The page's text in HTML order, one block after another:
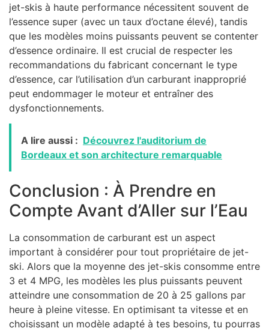
jet-skis à haute performance nécessitent souvent de
l’essence super (avec un taux d’octane élevé), tandis
que les modèles moins puissants peuvent se contenter
d’essence ordinaire. Il est crucial de respecter les
recommandations du fabricant concernant le type
d’essence, car l’utilisation d’un carburant inapproprié
peut endommager le moteur et entraîner des
dysfonctionnements.
A lire aussi : Découvrez l'auditorium de
Bordeaux et son architecture remarquable
Conclusion : À Prendre en
Compte Avant d’Aller sur l’Eau
La consommation de carburant est un aspect
important à considérer pour tout propriétaire de jet-
ski. Alors que la moyenne des jet-skis consomme entre
3 et 4 MPG, les modèles les plus puissants peuvent
atteindre une consommation de 20 à 25 gallons par
heure à pleine vitesse. En optimisant ta vitesse et en
choisissant un modèle adapté à tes besoins, tu pourras